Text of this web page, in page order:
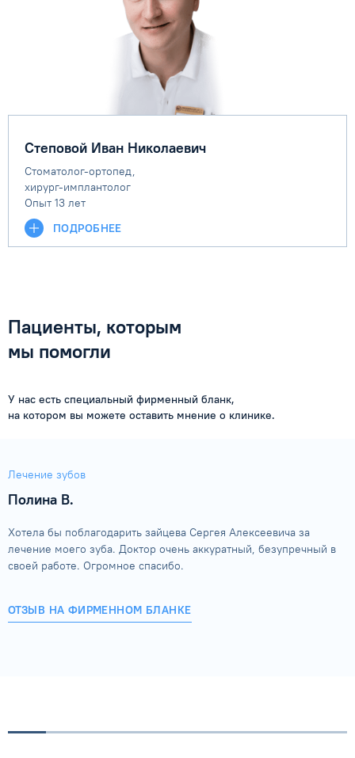
Степовой Иван Николаевич
Стоматолог-ортопед,
хирург-имплантолог
Опыт 13 лет
ПОДРОБНЕЕ
Пациенты, которым
мы помогли
У нас есть специальный фирменный бланк,
на котором вы можете оставить мнение о клинике.
Лечение зубов
Полина В.
Хотела бы поблагодарить зайцева Сергея Алексеевича за
лечение моего зуба. Доктор очень аккуратный, безупречный в
своей работе. Огромное спасибо.
ОТЗЫВ НА ФИРМЕННОМ БЛАНКЕ